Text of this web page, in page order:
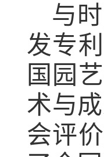
与
发专
国园
术与
会评